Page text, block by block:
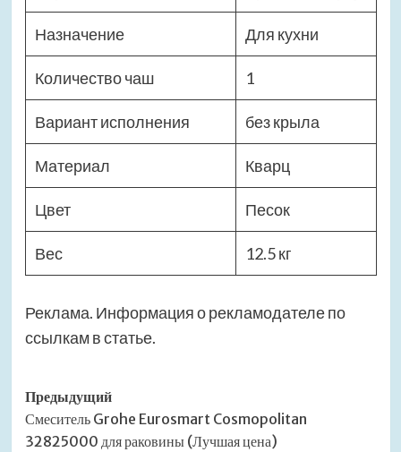
Назначение Для кухни
Количество чаш 1
Вариант исполнения без крыла
Материал Кварц
Цвет Песок
Вес 12.5 кг
Реклама. Информация о рекламодателе по
ссылкам в статье.
Навигация
записи
Предыдущий
Смеситель Grohe Eurosmart Cosmopolitan
32825000 для раковины (Лучшая цена)